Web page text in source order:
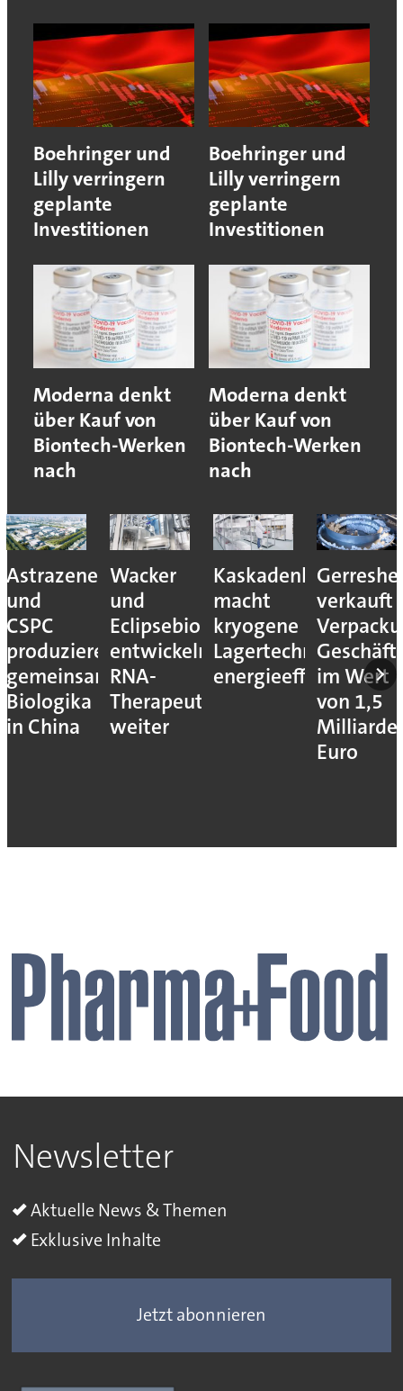
Boehringer und
Lilly verringern
geplante
Investitionen
Boehringer und
Lilly verringern
geplante
Investitionen
Moderna denkt
über Kauf von
Biontech-Werken
nach
Moderna denkt
über Kauf von
Biontech-Werken
nach
Astrazeneca
und
CSPC
produzieren
gemeinsam
Biologika
in China
Wacker
und
Eclipsebio
entwickeln
RNA-
Therapeutika
weiter
Kaskadenkonzept
macht
kryogene
Lagertechnik
energieeffizienter
verkauft
im Wert
von 1,5
Euro
Newsletter
Aktuelle News & Themen
Exklusive Inhalte
Jetzt abonnieren